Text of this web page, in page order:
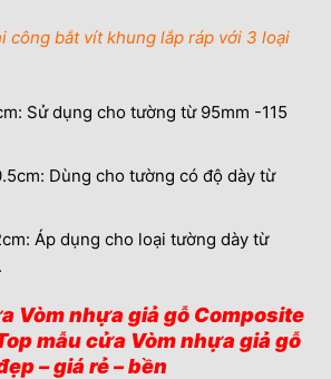
công bắt vít khung lắp ráp với 3 loại
Sử dụng cho tường từ 95mm -115
Dùng cho tường có độ dày từ
Áp dụng cho loại tường dày từ
Vòm nhựa giả gỗ Composite
mẫu cửa Vòm nhựa giả gỗ
– giá rẻ – bền